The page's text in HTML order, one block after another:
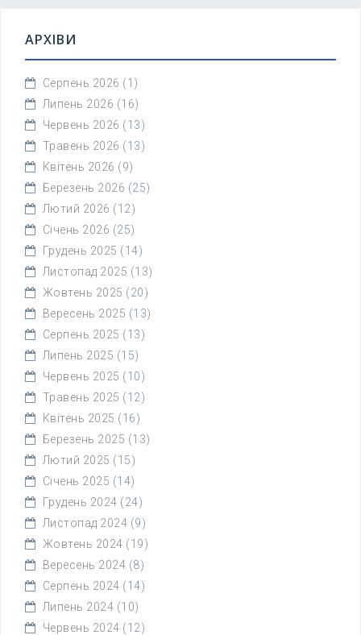
АРХІВИ
Серпень 2026 (1)
Липень 2026 (16)
Червень 2026 (13)
Травень 2026 (13)
Квітень 2026 (9)
Березень 2026 (25)
Лютий 2026 (12)
Січень 2026 (25)
Грудень 2025 (14)
Листопад 2025 (13)
Жовтень 2025 (20)
Вересень 2025 (13)
Серпень 2025 (13)
Липень 2025 (15)
Червень 2025 (10)
Травень 2025 (12)
Квітень 2025 (16)
Березень 2025 (13)
Лютий 2025 (15)
Січень 2025 (14)
Грудень 2024 (24)
Листопад 2024 (9)
Жовтень 2024 (19)
Вересень 2024 (8)
Серпень 2024 (14)
Липень 2024 (10)
Червень 2024 (12)